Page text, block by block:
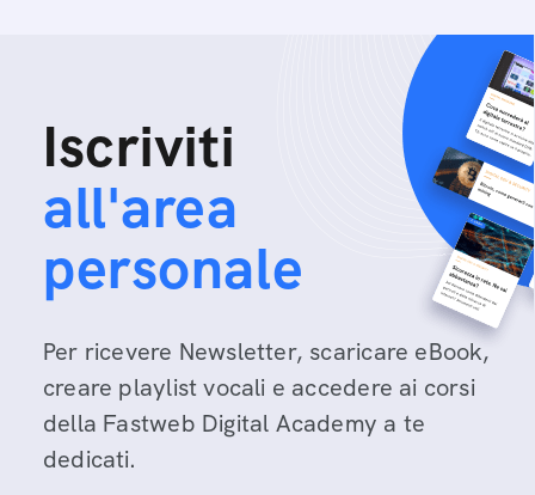
Iscriviti
all'area
personale
Per ricevere Newsletter, scaricare eBook,
creare playlist vocali e accedere ai corsi
della Fastweb Digital Academy a te
dedicati.